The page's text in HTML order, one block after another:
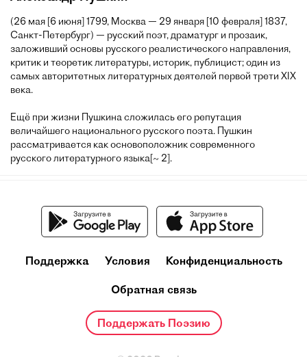
(26 мая [6 июня] 1799, Москва — 29 января [10 февраля] 1837,
Санкт-Петербург) — русский поэт, драматург и прозаик,
заложивший основы русского реалистического направления,
критик и теоретик литературы, историк, публицист; один из
самых авторитетных литературных деятелей первой трети XIX
века.
Ещё при жизни Пушкина сложилась его репутация
величайшего национального русского поэта. Пушкин
рассматривается как основоположник современного
русского литературного языка[~ 2].
Поддержка Условия Конфиденциальность
Обратная связь
Поддержать Поэзию